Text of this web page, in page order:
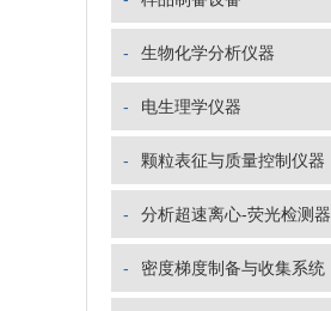
- 生物化学分析仪器
- 电生理学仪器
- 颗粒表征与质量控制仪器
- 分析超速离心-荧光检测器
- 密度梯度制备与收集系统